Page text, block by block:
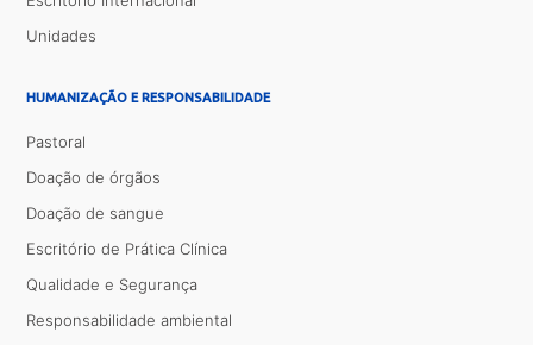
Unidades
HUMANIZAÇÃO E RESPONSABILIDADE
Pastoral
Doação de órgãos
Doação de sangue
Escritório de Prática Clínica
Qualidade e Segurança
Responsabilidade ambiental